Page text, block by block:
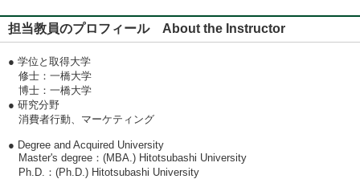
担当教員のプロフィール About the Instructor
● 学位と取得大学
修士：一橋大学
博士：一橋大学
● 研究分野
消費者行動、マーケティング
● Degree and Acquired University
Master's degree：(MBA.) Hitotsubashi University
Ph.D.：(Ph.D.) Hitotsubashi University